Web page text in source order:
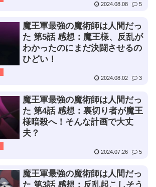
2024.08.08 5
魔王軍最強の魔術師は人間だっ
た 第5話 感想：魔王様、反乱が
わかったのにまだ決闘させるの
ひどい！
2024.08.02 3
魔王軍最強の魔術師は人間だっ
た 第4話 感想：裏切り者が魔王
様暗殺へ！そんな計画で大丈
夫？
2024.07.26 5
魔王軍最強の魔術師は人間だっ
た 第3話 感想：反乱起こしそう